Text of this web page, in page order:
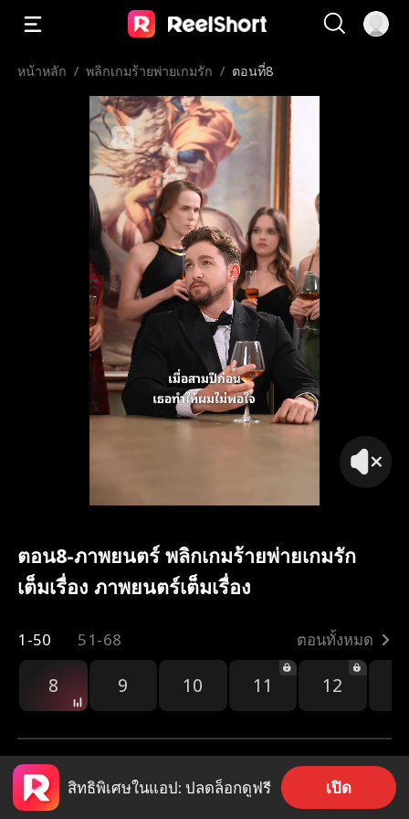
หน้าหลัก / พลิกเกมร้ายพ่ายเกมรัก / ตอนที่8
เมื่อสามปีก่อน
เธอทำให้ผมไม่พอใจ
ตอน8-ภาพยนตร์ พลิกเกมร้ายพ่ายเกมรัก
เต็มเรื่อง ภาพยนตร์เต็มเรื่อง
1-50 51-68 ตอนทั้งหมด
8 9 10 11 12
แชร์
สิทธิพิเศษในแอป: ปลดล็อกดูฟรี เปิด